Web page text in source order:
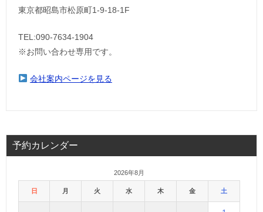
東京都昭島市松原町1-9‐18‐1F
TEL:090-7634-1904
※お問い合わせ専用です。
会社案内ページを見る
予約カレンダー
2026年8月
日 月 火 水 木 金 土